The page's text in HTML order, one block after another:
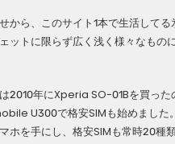
から、このサイト1本で生活してる
ットに限らず広く浅く様々なもの
2010年にXperia SO-01Bを買った
U300で格安SIMも始めました
ホを手にし、格安SIMも常時20種